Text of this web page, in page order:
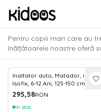
Pentru copiii mari care au
înălțătoarele noastre oferă
sigură. Modelele din gama
Size, asigură ridicarea
centura mașinii să fie
Sunt ușoare, portabile și
perfecte pentru utilizarea
Inaltator auto, Matador, i-Size
Isofix, 6-12 Ani, 125-150 cm,
Black Jasper
295,58RON
In stoc